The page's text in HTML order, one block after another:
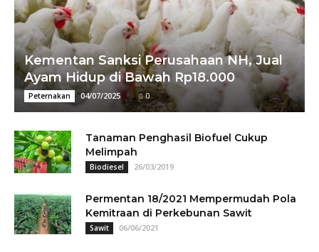
Kementan Sanksi Perusahaan NH, Jual
Ayam Hidup di Bawah Rp18.000
Peternakan 04/07/2025 0
Tanaman Penghasil Biofuel Cukup
Melimpah
Biodiesel 26/03/2019
Permentan 18/2021 Mempermudah Pola
Kemitraan di Perkebunan Sawit
Sawit 06/06/2021